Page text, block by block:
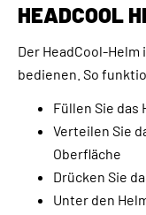
HEADCOOL
Der HeadCool-
bedienen. So
Füllen Sie das
Verteilen Sie
Oberfläche
Drücken Sie
Unter den